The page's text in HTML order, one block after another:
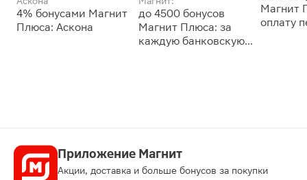
4% бонусами Магнит
Плюса: Аскона
до 4500 бонусов
Магнит Плюса: за
каждую банковскую
Магнит
оплату
Приложение Магнит
Акции, доставка и больше бонусов за покупки